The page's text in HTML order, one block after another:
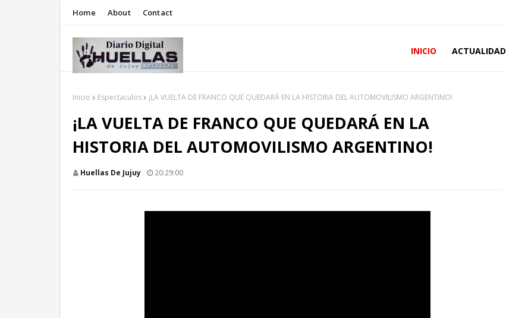
Home About Contact
INICIO ACTUALIDAD
Inicio Espectaculos ¡LA VUELTA DE FRANCO QUE QUEDARÁ EN LA HISTORIA DEL AUTOMOVILISMO ARGENTINO!
¡LA VUELTA DE FRANCO QUE QUEDARÁ EN LA
HISTORIA DEL AUTOMOVILISMO ARGENTINO!
Huellas De Jujuy 20:29:00